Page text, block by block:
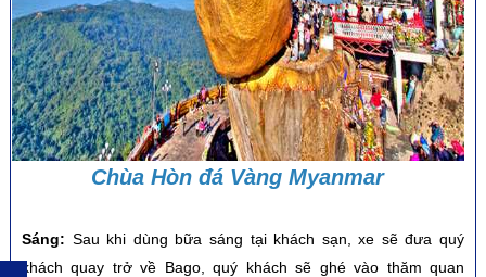
Chùa Hòn đá Vàng Myanmar
Sáng: Sau khi dùng bữa sáng tại khách sạn, xe sẽ đưa quý
khách quay trở về Bago, quý khách sẽ ghé vào thăm quan